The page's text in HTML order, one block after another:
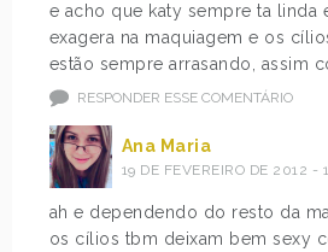
e acho que katy sempre ta linda
exagera na maquiagem e os
estão sempre arrasando, assim
RESPONDER ESSE COMENTÁRIO
Ana Maria
19 DE FEVEREIRO DE 2012 -
ah e dependendo do resto da
os cílios tbm deixam bem sexy